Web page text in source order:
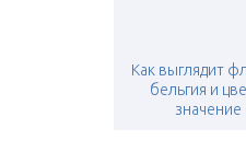
Как выглядит
бельгия и
значение